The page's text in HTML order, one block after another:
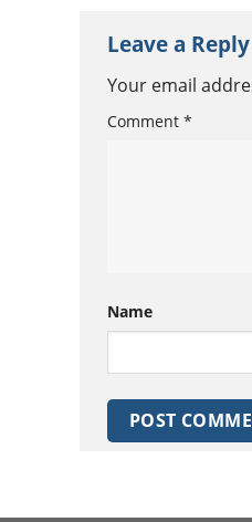
Leave a Reply
Your email
Comment *
Name